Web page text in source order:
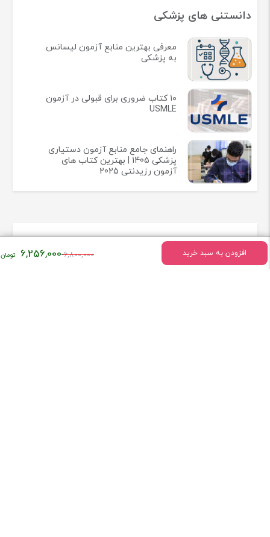
افزودن به سبد خرید 6,800,000قیمت
6,256,000
دانستنی های پزشکی
معرفی بهترین منابع آزمون لیسانس
به پزشکی
۱۰ کتاب ضروری برای قبولی در آزمون
USMLE
راهنمای جامع منابع آزمون دستیاری
پزشکی 1405 | بهترین کتاب های
آزمون رزیدنتی 2025
اطلاعات تماس
میدان انقلاب خیابان وحیدنظری بین خیابان دانشگاه و فخررازی کوچه